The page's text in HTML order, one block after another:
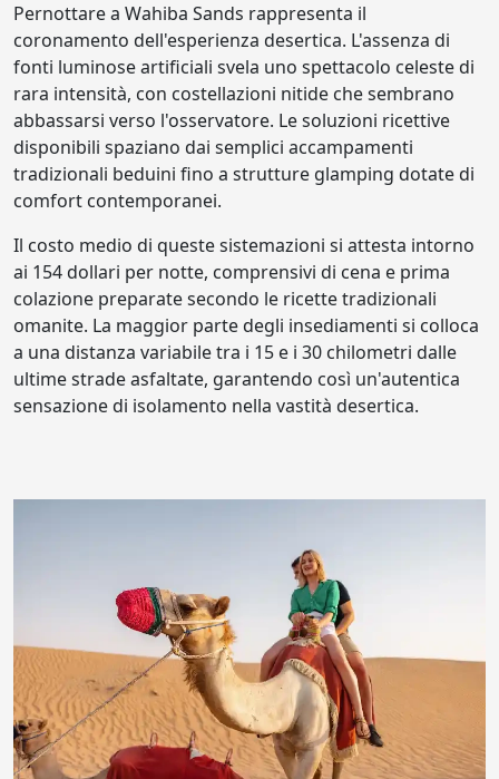
Pernottare a Wahiba Sands rappresenta il
coronamento dell'esperienza desertica. L'assenza di
fonti luminose artificiali svela uno spettacolo celeste di
rara intensità, con costellazioni nitide che sembrano
abbassarsi verso l'osservatore. Le soluzioni ricettive
disponibili spaziano dai semplici accampamenti
tradizionali beduini fino a strutture glamping dotate di
comfort contemporanei.
Il costo medio di queste sistemazioni si attesta intorno
ai 154 dollari per notte, comprensivi di cena e prima
colazione preparate secondo le ricette tradizionali
omanite. La maggior parte degli insediamenti si colloca
a una distanza variabile tra i 15 e i 30 chilometri dalle
ultime strade asfaltate, garantendo così un'autentica
sensazione di isolamento nella vastità desertica.